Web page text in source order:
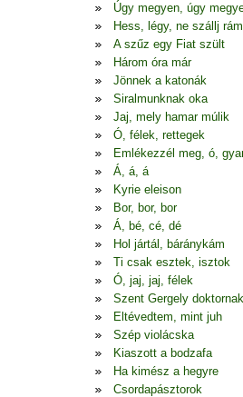
Úgy megyen, úgy
Hess, légy, ne szállj rám
A szűz egy Fiat szült
Három óra már
Jönnek a katonák
Siralmunknak oka
Jaj, mely hamar múlik
Ó, félek, rettegek
Emlékezzél meg, ó,
Á, á, á
Kyrie eleison
Bor, bor, bor
Á, bé, cé, dé
Hol jártál, báránykám
Ti csak esztek, isztok
Ó, jaj, jaj, félek
Szent Gergely doktornak
Eltévedtem, mint juh
Szép violácska
Kiaszott a bodzafa
Ha kimész a hegyre
Csordapásztorok